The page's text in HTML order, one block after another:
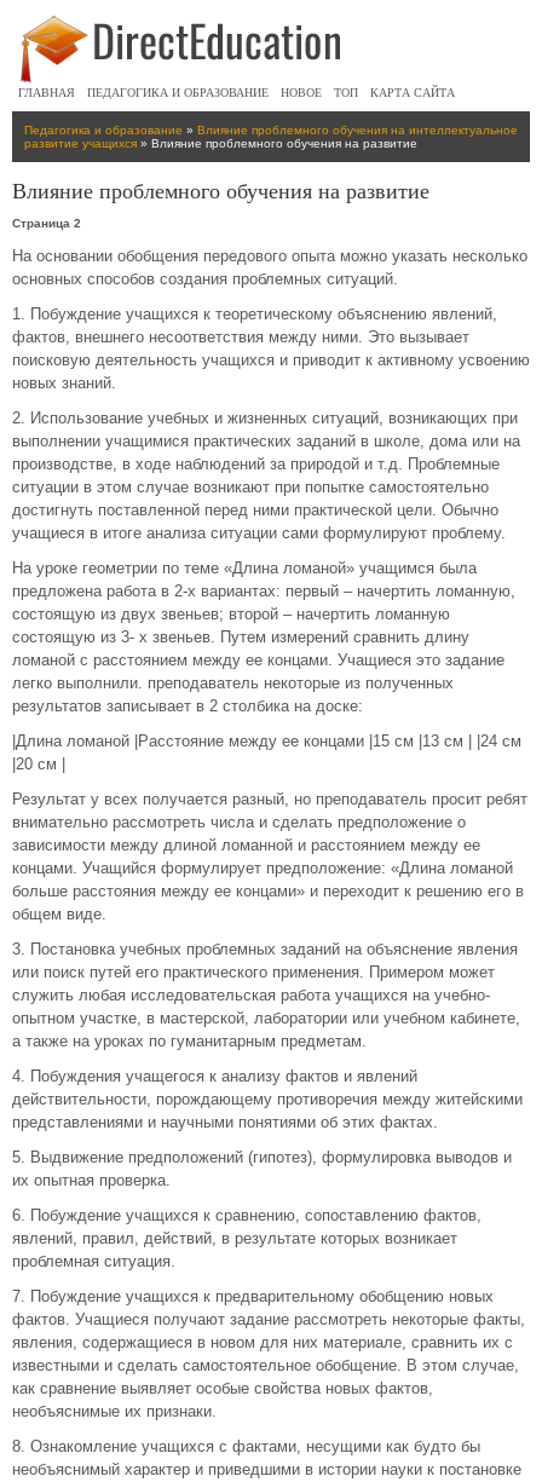
ГЛАВНАЯ ПЕДАГОГИКА И ОБРАЗОВАНИЕ НОВОЕ ТОП КАРТА САЙТА
Педагогика и образование » Влияние проблемного обучения на интеллектуальное
развитие учащихся » Влияние проблемного обучения на развитие
Влияние проблемного обучения на развитие
Страница 2
На основании обобщения передового опыта можно указать несколько
основных способов создания проблемных ситуаций.
1. Побуждение учащихся к теоретическому объяснению явлений,
фактов, внешнего несоответствия между ними. Это вызывает
поисковую деятельность учащихся и приводит к активному усвоению
новых знаний.
2. Использование учебных и жизненных ситуаций, возникающих при
выполнении учащимися практических заданий в школе, дома или на
производстве, в ходе наблюдений за природой и т.д. Проблемные
ситуации в этом случае возникают при попытке самостоятельно
достигнуть поставленной перед ними практической цели. Обычно
учащиеся в итоге анализа ситуации сами формулируют проблему.
На уроке геометрии по теме «Длина ломаной» учащимся была
предложена работа в 2-х вариантах: первый – начертить ломанную,
состоящую из двух звеньев; второй – начертить ломанную
состоящую из 3- х звеньев. Путем измерений сравнить длину
ломаной с расстоянием между ее концами. Учащиеся это задание
легко выполнили. преподаватель некоторые из полученных
результатов записывает в 2 столбика на доске:
|Длина ломаной |Расстояние между ее концами |15 см |13 см | |24 см
|20 см |
Результат у всех получается разный, но преподаватель просит ребят
внимательно рассмотреть числа и сделать предположение о
зависимости между длиной ломанной и расстоянием между ее
концами. Учащийся формулирует предположение: «Длина ломаной
больше расстояния между ее концами» и переходит к решению его в
общем виде.
3. Постановка учебных проблемных заданий на объяснение явления
или поиск путей его практического применения. Примером может
служить любая исследовательская работа учащихся на учебно-
опытном участке, в мастерской, лаборатории или учебном кабинете,
а также на уроках по гуманитарным предметам.
4. Побуждения учащегося к анализу фактов и явлений
действительности, порождающему противоречия между житейскими
представлениями и научными понятиями об этих фактах.
5. Выдвижение предположений (гипотез), формулировка выводов и
их опытная проверка.
6. Побуждение учащихся к сравнению, сопоставлению фактов,
явлений, правил, действий, в результате которых возникает
проблемная ситуация.
7. Побуждение учащихся к предварительному обобщению новых
фактов. Учащиеся получают задание рассмотреть некоторые факты,
явления, содержащиеся в новом для них материале, сравнить их с
известными и сделать самостоятельное обобщение. В этом случае,
как сравнение выявляет особые свойства новых фактов,
необъяснимые их признаки.
8. Ознакомление учащихся с фактами, несущими как будто бы
необъяснимый характер и приведшими в истории науки к постановке